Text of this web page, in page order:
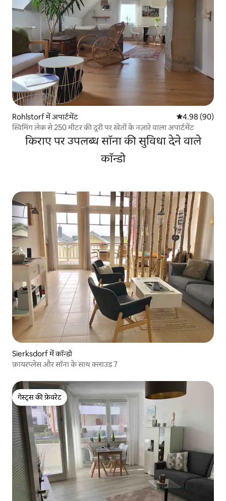
Rohlstorf में अपार्टमेंट औसत रेटिंग 5 में
4.98 (90)
स्विमिंग लेक से 250 मीटर की दूरी पर खेतों के नज़ारे वाला अपार्टमेंट
किराए पर उपलब्ध सॉना की सुविधा देने वाले
कॉन्डो
Sierksdorf में कॉन्डो
फ़ायरप्लेस और सॉना के साथ क्लाउड 7
गेस्ट्स की फ़ेवरेट
गेस्ट्स की फ़ेवरेट